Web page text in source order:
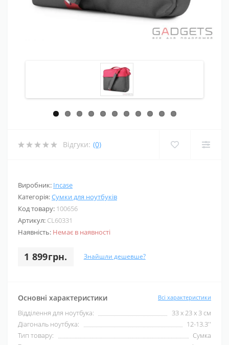
Відгуки: (0)
Виробник: Incase
Категорія:Сумки для ноутбуків
Код товару: 100656
Артикул: CL60331
Наявність: Немає в наявності
1 899грн. Знайшли дешевше?
Основні характеристики Всі характеристики
Відділення для ноутбука:
33 x 23 x 3 см
Діагональ ноутбука:
12-13.3''
Тип товару:
Сумка